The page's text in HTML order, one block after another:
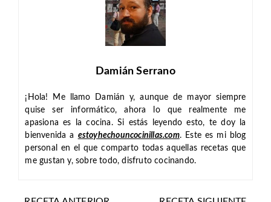
Damián Serrano
¡Hola! Me llamo Damián y, aunque de mayor siempre
quise ser informático, ahora lo que realmente me
apasiona es la cocina. Si estás leyendo esto, te doy la
bienvenida a estoyhechouncocinillas.com. Este es mi blog
personal en el que comparto todas aquellas recetas que
me gustan y, sobre todo, disfruto cocinando.